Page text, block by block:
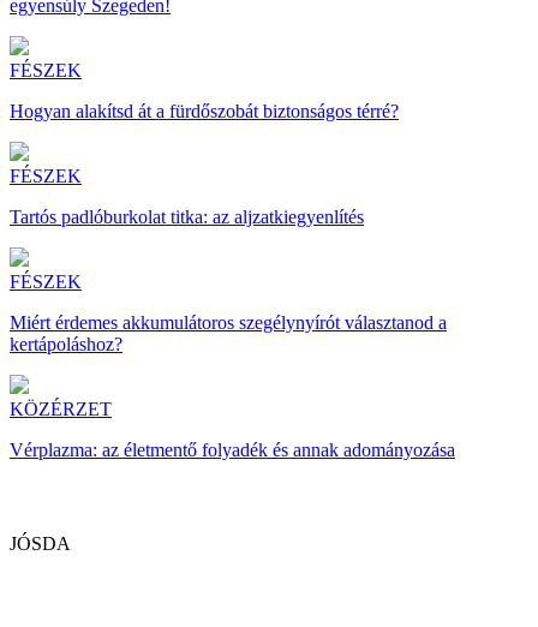
egyensúly Szegeden!
FÉSZEK
Hogyan alakítsd át a fürdőszobát biztonságos térré?
FÉSZEK
Tartós padlóburkolat titka: az aljzatkiegyenlítés
FÉSZEK
Miért érdemes akkumulátoros szegélynyírót választanod a
kertápoláshoz?
KÖZÉRZET
Vérplazma: az életmentő folyadék és annak adományozása
JÓSDA